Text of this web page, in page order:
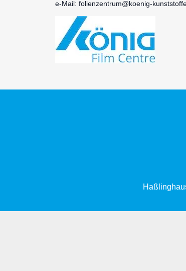
e-Mail: folienzentrum@koenig-